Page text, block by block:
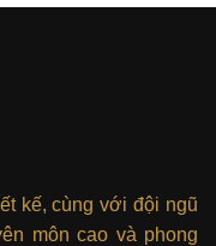
kế, cùng với đội ngũ
môn cao và phong